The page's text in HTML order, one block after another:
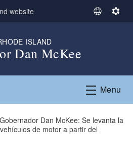
website
S
t
L
g
S
n
g
ISLAND
Dan McKee
Menu
Dan McKee: Se levanta la
de motor a partir del